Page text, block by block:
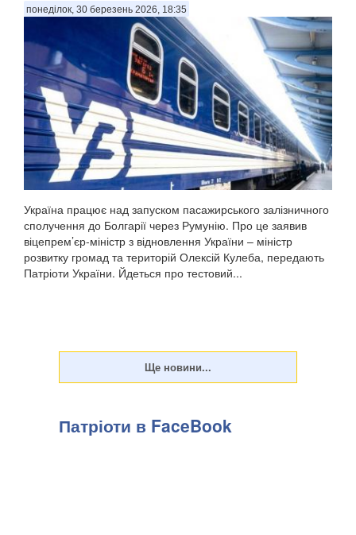
понеділок, 30 березень 2026, 18:35
Україна працює над запуском пасажирського залізничного
сполучення до Болгарії через Румунію. Про це заявив
віцепрем’єр-міністр з відновлення України – міністр
розвитку громад та територій Олексій Кулеба, передають
Патріоти України. Йдеться про тестовий...
Патріоти в FaceBook